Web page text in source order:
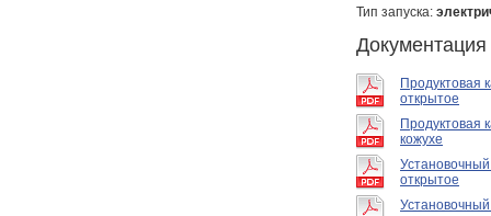
Тип запуска:
Документация
Продуктовая
открытое
Продуктовая
кожухе
открытое